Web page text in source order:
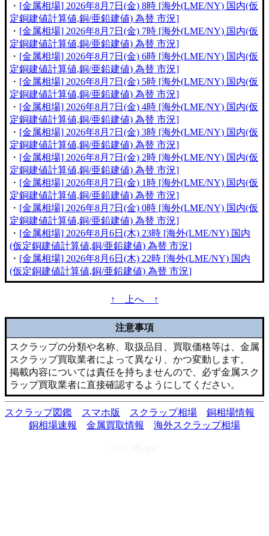
・ [金属相場] 2026年8月7日(金) 8時 [海外(LME/NY) 国内(仮
定銅建値計算値,銅/亜鉛建値) 為替 市況]
・ [金属相場] 2026年8月7日(金) 7時 [海外(LME/NY) 国内(仮
定銅建値計算値,銅/亜鉛建値) 為替 市況]
・ [金属相場] 2026年8月7日(金) 6時 [海外(LME/NY) 国内(仮
定銅建値計算値,銅/亜鉛建値) 為替 市況]
・ [金属相場] 2026年8月7日(金) 5時 [海外(LME/NY) 国内(仮
定銅建値計算値,銅/亜鉛建値) 為替 市況]
・ [金属相場] 2026年8月7日(金) 4時 [海外(LME/NY) 国内(仮
定銅建値計算値,銅/亜鉛建値) 為替 市況]
・ [金属相場] 2026年8月7日(金) 3時 [海外(LME/NY) 国内(仮
定銅建値計算値,銅/亜鉛建値) 為替 市況]
・ [金属相場] 2026年8月7日(金) 2時 [海外(LME/NY) 国内(仮
定銅建値計算値,銅/亜鉛建値) 為替 市況]
・ [金属相場] 2026年8月7日(金) 1時 [海外(LME/NY) 国内(仮
定銅建値計算値,銅/亜鉛建値) 為替 市況]
・ [金属相場] 2026年8月7日(金) 0時 [海外(LME/NY) 国内(仮
定銅建値計算値,銅/亜鉛建値) 為替 市況]
・ [金属相場] 2026年8月6日(木) 23時 [海外(LME/NY) 国内
(仮定銅建値計算値,銅/亜鉛建値) 為替 市況]
・ [金属相場] 2026年8月6日(木) 22時 [海外(LME/NY) 国内
(仮定銅建値計算値,銅/亜鉛建値) 為替 市況]
↑ 上へ ↑
注意事項
スクラップの分類や名称、取扱品目、買取価格等は、金属
スクラップ買取業者によって異なり、かつ変動します。
掲載内容については責任を持ちませんので、必ず金属スク
ラップ買取業者に直接確認するようにしてください。
スクラップ図鑑 スマホ版 スクラップ相場
銅相場情報
銅相場速報
金属買取情報 海外スクラップ相場